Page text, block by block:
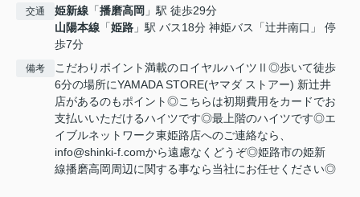
交通 姫新線 「播磨高岡 」駅 徒歩29分
山陽本線 「姫路 」駅 バス18分 神姫バス「辻井南口」 停
歩7分
備考
こだわりポイント満載のロイヤルハイツⅡ◎歩いて徒歩
6分の場所にYAMADA STORE(ヤマダ ストアー) 新辻井
店があるのもポイント◎こちらは初期費用をカードでお
支払いいただけるハイツです◎最上階のハイツです◎エ
イブルネットワーク東姫路店へのご連絡なら、
info@shinki-f.comから遠慮なくどうぞ◎姫路市の姫新
線播磨高岡周辺に関する事なら当社にお任せください◎